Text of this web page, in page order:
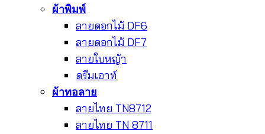
ผ้าพิมพ์
ลายดอกไม้ DF6
ลายดอกไม้ DF7
ลายใบหญ้า
ดรีมเอาท์
ผ้าทอลาย
ลายไทย TN8712
ลายไทย TN 8711